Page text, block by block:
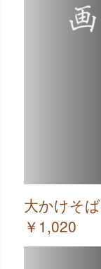
大かけそば
￥1,020